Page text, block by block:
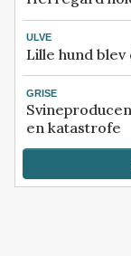
ULVE
Lille hund
GRISE
en katastrofe